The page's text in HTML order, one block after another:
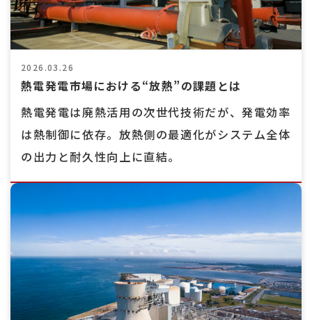
2026.03.26
熱電発電市場における“放熱”の課題とは
熱電発電は廃熱活用の次世代技術だが、発電効率
は熱制御に依存。放熱側の最適化がシステム全体
の出力と耐久性向上に直結。